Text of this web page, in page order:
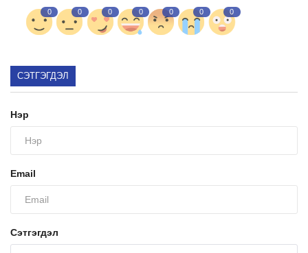
Холбоо барих
0 0 0 0 0 0 0
СЭТГЭГДЭЛ
Нэр
Email
Сэтгэгдэл